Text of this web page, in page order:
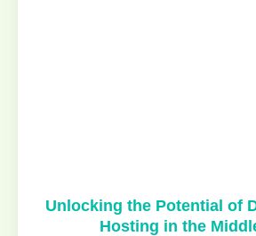
Unlocking the Potential of
Hosting in the